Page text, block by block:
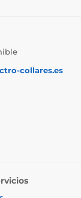
collares.es